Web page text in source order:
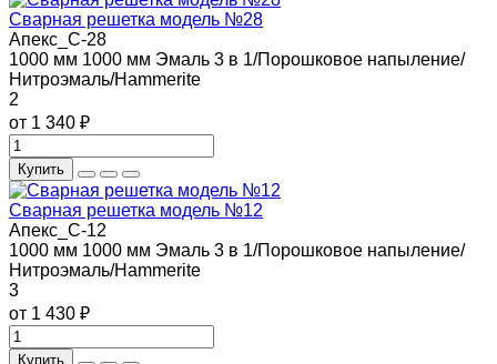
Сварная решетка модель №28
Апекс_С-28
1000 мм 1000 мм Эмаль 3 в 1/Порошковое напыление/
Нитроэмаль/Hammerite
2
от 1 340 ₽
Купить
Сварная решетка модель №12
Апекс_С-12
1000 мм 1000 мм Эмаль 3 в 1/Порошковое напыление/
Нитроэмаль/Hammerite
3
от 1 430 ₽
Купить